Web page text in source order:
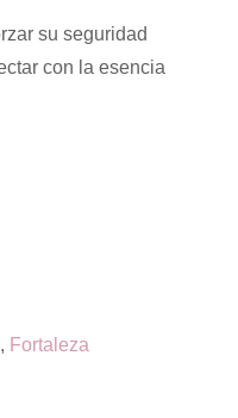
su seguridad
con la esencia
, Fortaleza